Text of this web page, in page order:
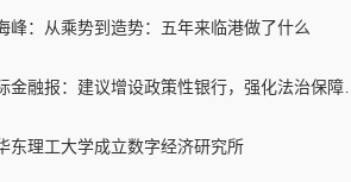
峰：从乘势到造势：五年来临港做了什么
金融报：建议增设政策性银行，强化法治保
东理工大学成立数字经济研究所